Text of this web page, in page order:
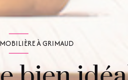
À GRIMAUD